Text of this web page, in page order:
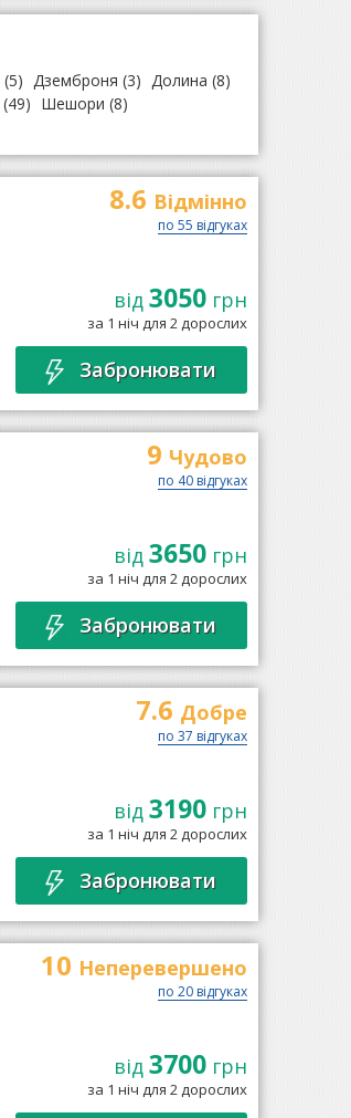
(5) Дземброня (3) Долина (8)
(49) Шешори (8)
8.6 Відмінно
по 55 відгуках
від 3050грн
за 1 ніч для 2 дорослих
Забронювати
9 Чудово
по 40 відгуках
від 3650грн
за 1 ніч для 2 дорослих
Забронювати
7.6 Добре
по 37 відгуках
від 3190грн
за 1 ніч для 2 дорослих
Забронювати
10 Неперевершено
по 20 відгуках
від 3700грн
за 1 ніч для 2 дорослих